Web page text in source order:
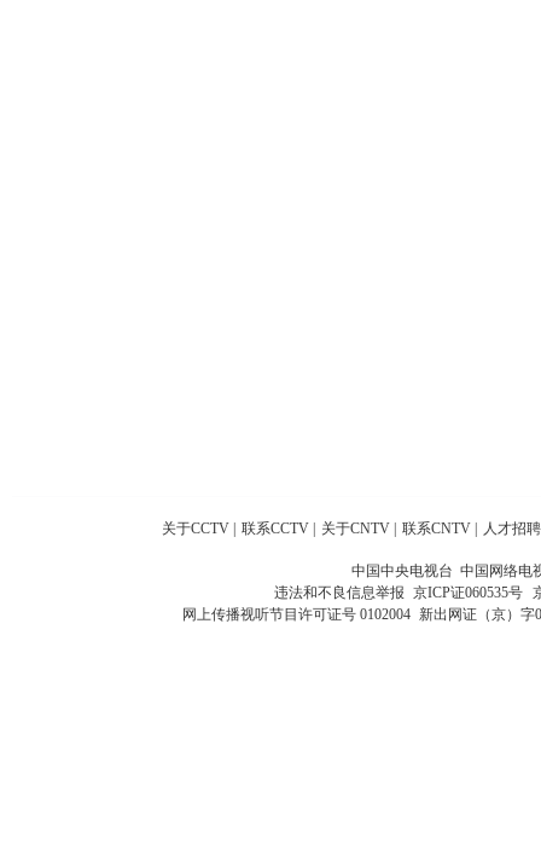
关于CCTV 联系CCTV 关于CNTV 联系CNTV 人才招聘
中国中央电视台 中国网络电
违法和不良信息举报 京ICP证060535号
网上传播视听节目许可证号 0102004 新出网证（京）